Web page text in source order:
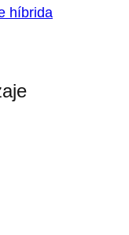
híbrida